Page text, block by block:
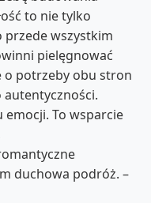
to nie tylko
przede wszystkim
pielęgnować
o potrzeby obu stron
autentyczności.
emocji. To wsparcie
duchowa podróż. –